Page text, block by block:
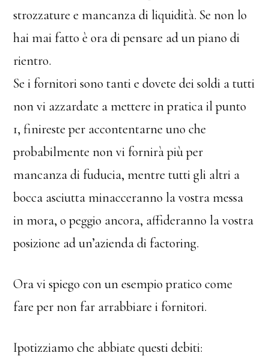
strozzature e mancanza di liquidità. Se non lo
hai mai fatto è ora di pensare ad un piano di
rientro.
Se i fornitori sono tanti e dovete dei soldi a tutti
non vi azzardate a mettere in pratica il punto
1, finireste per accontentarne uno che
probabilmente non vi fornirà più per
mancanza di fuducia, mentre tutti gli altri a
bocca asciutta minacceranno la vostra messa
in mora, o peggio ancora, affideranno la vostra
posizione ad un’azienda di factoring.
Ora vi spiego con un esempio pratico come
fare per non far arrabbiare i fornitori.
Ipotizziamo che abbiate questi debiti: